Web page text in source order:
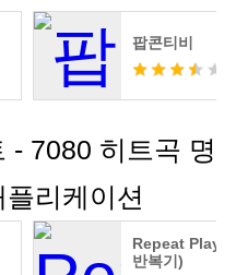
팝콘티비
- 7080 히트곡 명
리케이션
Repeat
반복기)